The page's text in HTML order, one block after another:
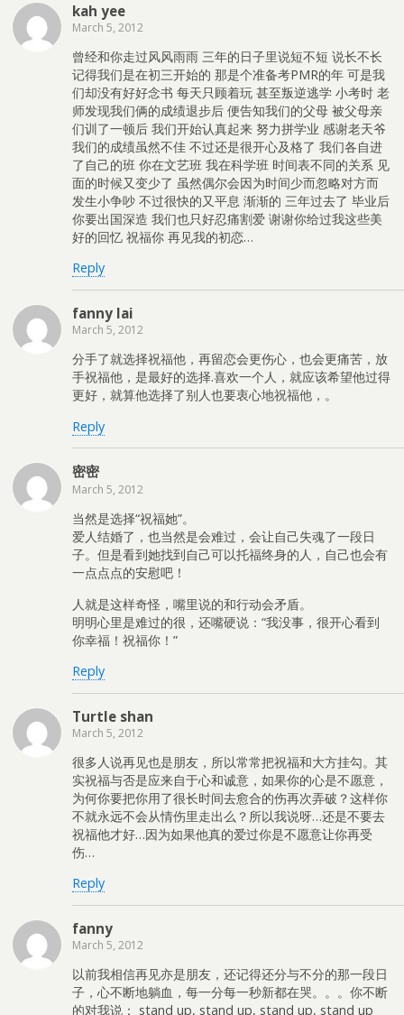
kah yee
March 5, 2012
曾经和你走过风风雨雨 三年的日子里说短不短 说长不长
记得我们是在初三开始的 那是个准备考PMR的年 可是我
们却没有好好念书 每天只顾着玩 甚至叛逆逃学 小考时 老
师发现我们俩的成绩退步后 便告知我们的父母 被父母亲
们训了一顿后 我们开始认真起来 努力拼学业 感谢老天爷
我们的成绩虽然不佳 不过还是很开心及格了 我们各自进
了自己的班 你在文艺班 我在科学班 时间表不同的关系 见
面的时候又变少了 虽然偶尔会因为时间少而忽略对方而
发生小争吵 不过很快的又平息 渐渐的 三年过去了 毕业后
你要出国深造 我们也只好忍痛割爱 谢谢你给过我这些美
好的回忆 祝福你 再见我的初恋…
Reply
fanny lai
March 5, 2012
分手了就选择祝福他，再留恋会更伤心，也会更痛苦，放
手祝福他，是最好的选择.喜欢一个人，就应该希望他过得
更好，就算他选择了别人也要衷心地祝福他，。
Reply
密密
March 5, 2012
当然是选择“祝福她”。
爱人结婚了，也当然是会难过，会让自己失魂了一段日
子。但是看到她找到自己可以托福终身的人，自己也会有
一点点点的安慰吧！
人就是这样奇怪，嘴里说的和行动会矛盾。
明明心里是难过的很，还嘴硬说：“我没事，很开心看到
你幸福！祝福你！”
Reply
Turtle shan
March 5, 2012
很多人说再见也是朋友，所以常常把祝福和大方挂勾。其
实祝福与否是应来自于心和诚意，如果你的心是不愿意，
为何你要把你用了很长时间去愈合的伤再次弄破？这样你
不就永远不会从情伤里走出么？所以我说呀…还是不要去
祝福他才好…因为如果他真的爱过你是不愿意让你再受
伤…
Reply
fanny
March 5, 2012
以前我相信再见亦是朋友，还记得还分与不分的那一段日
子，心不断地躺血，每一分每一秒新都在哭。。。你不断
的对我说： stand up, stand up, stand up, stand up